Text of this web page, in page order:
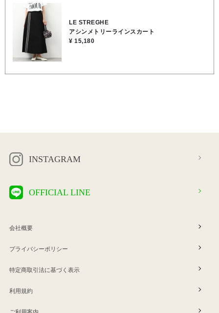
LE STREGHE
アシンメトリーラインスカート
¥ 15,180
INSTAGRAM
OFFICIAL LINE
会社概要
プライバシーポリシー
特定商取引法に基づく表示
利用規約